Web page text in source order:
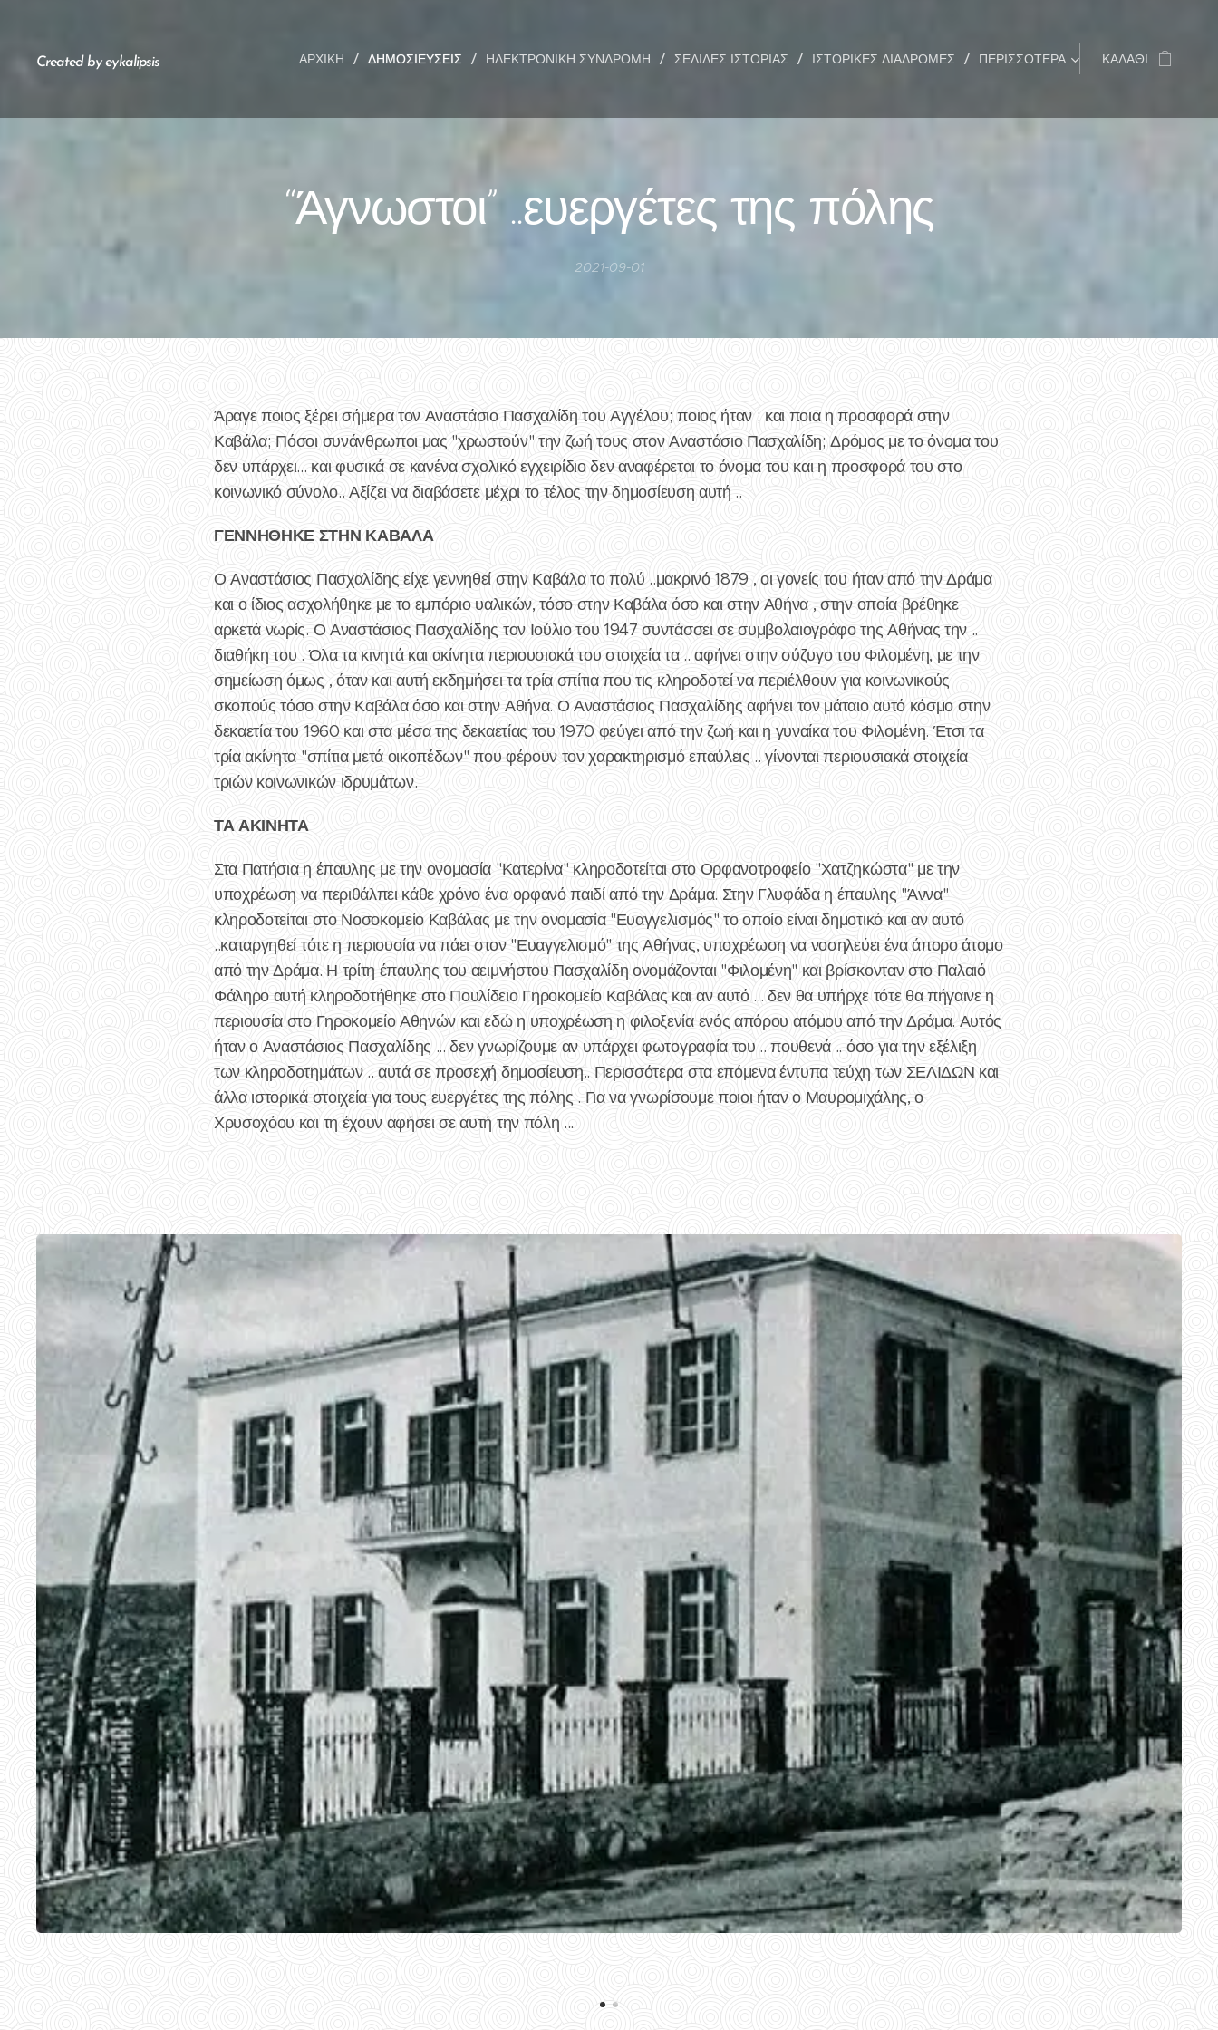
Created by eykalipsis ΑΡΧΙΚΉ ΔΗΜΟΣΙΕΎΣΕΙΣ ΗΛΕΚΤΡΟΝΙΚΉ ΣΥΝΔΡΟΜΉ ΣΕΛΊΔΕΣ ΙΣΤΟΡΊΑΣ ΙΣΤΟΡΙΚΈΣ ΔΙΑΔΡΟΜΈΣ ΠΕΡΙΣΣΌΤΕΡΑ ΚΑΛΆΘΙ
“Άγνωστοι” ..ευεργέτες της πόλης
2021-09-01
Άραγε ποιος ξέρει σήμερα τον Αναστάσιο Πασχαλίδη του Αγγέλου; ποιος ήταν ; και ποια η προσφορά στην
Καβάλα; Πόσοι συνάνθρωποι μας "χρωστούν" την ζωή τους στον Αναστάσιο Πασχαλίδη; Δρόμος με το όνομα του
δεν υπάρχει... και φυσικά σε κανένα σχολικό εγχειρίδιο δεν αναφέρεται το όνομα του και η προσφορά του στο
κοινωνικό σύνολο.. Αξίζει να διαβάσετε μέχρι το τέλος την δημοσίευση αυτή ..
ΓΕΝΝΗΘΗΚΕ ΣΤΗΝ ΚΑΒΑΛΑ
Ο Αναστάσιος Πασχαλίδης είχε γεννηθεί στην Καβάλα το πολύ ..μακρινό 1879 , οι γονείς του ήταν από την Δράμα
και ο ίδιος ασχολήθηκε με το εμπόριο υαλικών, τόσο στην Καβάλα όσο και στην Αθήνα , στην οποία βρέθηκε
αρκετά νωρίς. Ο Αναστάσιος Πασχαλίδης τον Ιούλιο του 1947 συντάσσει σε συμβολαιογράφο της Αθήνας την ..
διαθήκη του . Όλα τα κινητά και ακίνητα περιουσιακά του στοιχεία τα .. αφήνει στην σύζυγο του Φιλομένη, με την
σημείωση όμως , όταν και αυτή εκδημήσει τα τρία σπίτια που τις κληροδοτεί να περιέλθουν για κοινωνικούς
σκοπούς τόσο στην Καβάλα όσο και στην Αθήνα. Ο Αναστάσιος Πασχαλίδης αφήνει τον μάταιο αυτό κόσμο στην
δεκαετία του 1960 και στα μέσα της δεκαετίας του 1970 φεύγει από την ζωή και η γυναίκα του Φιλομένη. Έτσι τα
τρία ακίνητα "σπίτια μετά οικοπέδων" που φέρουν τον χαρακτηρισμό επαύλεις .. γίνονται περιουσιακά στοιχεία
τριών κοινωνικών ιδρυμάτων.
ΤΑ ΑΚΙΝΗΤΑ
Στα Πατήσια η έπαυλης με την ονομασία "Κατερίνα" κληροδοτείται στο Ορφανοτροφείο "Χατζηκώστα" με την
υποχρέωση να περιθάλπει κάθε χρόνο ένα ορφανό παιδί από την Δράμα. Στην Γλυφάδα η έπαυλης "Άννα"
κληροδοτείται στο Νοσοκομείο Καβάλας με την ονομασία "Ευαγγελισμός" το οποίο είναι δημοτικό και αν αυτό
..καταργηθεί τότε η περιουσία να πάει στον "Ευαγγελισμό" της Αθήνας, υποχρέωση να νοσηλεύει ένα άπορο άτομο
από την Δράμα. Η τρίτη έπαυλης του αειμνήστου Πασχαλίδη ονομάζονται "Φιλομένη" και βρίσκονταν στο Παλαιό
Φάληρο αυτή κληροδοτήθηκε στο Πουλίδειο Γηροκομείο Καβάλας και αν αυτό ... δεν θα υπήρχε τότε θα πήγαινε η
περιουσία στο Γηροκομείο Αθηνών και εδώ η υποχρέωση η φιλοξενία ενός απόρου ατόμου από την Δράμα. Αυτός
ήταν ο Αναστάσιος Πασχαλίδης ... δεν γνωρίζουμε αν υπάρχει φωτογραφία του .. πουθενά .. όσο για την εξέλιξη
των κληροδοτημάτων .. αυτά σε προσεχή δημοσίευση.. Περισσότερα στα επόμενα έντυπα τεύχη των ΣΕΛΙΔΩΝ και
άλλα ιστορικά στοιχεία για τους ευεργέτες της πόλης . Για να γνωρίσουμε ποιοι ήταν ο Μαυρομιχάλης, ο
Χρυσοχόου και τη έχουν αφήσει σε αυτή την πόλη ...